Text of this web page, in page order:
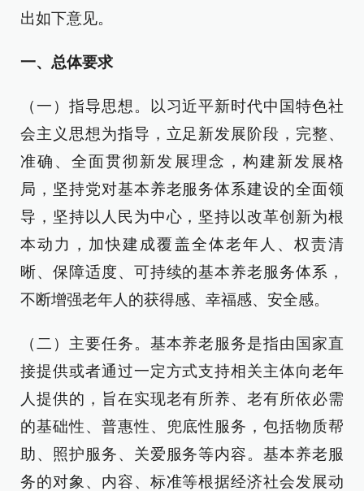
出如下意见。
一、总体要求
（一）指导思想。以习近平新时代中国特色社
会主义思想为指导，立足新发展阶段，完整、
准确、全面贯彻新发展理念，构建新发展格
局，坚持党对基本养老服务体系建设的全面领
导，坚持以人民为中心，坚持以改革创新为根
本动力，加快建成覆盖全体老年人、权责清
晰、保障适度、可持续的基本养老服务体系，
不断增强老年人的获得感、幸福感、安全感。
（二）主要任务。基本养老服务是指由国家直
接提供或者通过一定方式支持相关主体向老年
人提供的，旨在实现老有所养、老有所依必需
的基础性、普惠性、兜底性服务，包括物质帮
助、照护服务、关爱服务等内容。基本养老服
务的对象、内容、标准等根据经济社会发展动